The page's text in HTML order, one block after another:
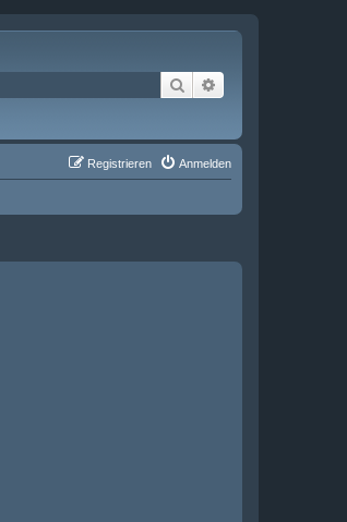
Suche
Anmelden
Registrieren